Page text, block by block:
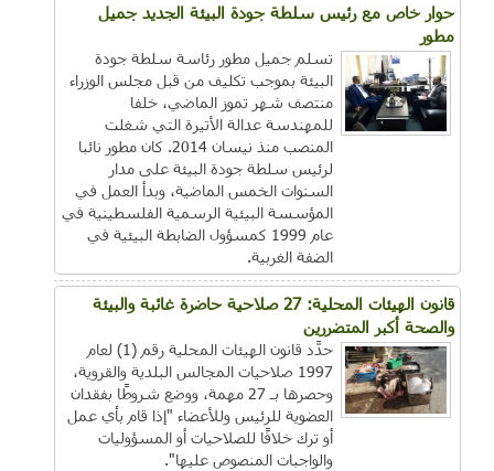
حوار خاص مع رئيس سلطة جودة البيئة الجديد جميل
مطور
تسلم جميل مطور رئاسة سلطة جودة
البيئة بموجب تكليف من قبل مجلس الوزراء
منتصف شهر تموز الماضي، خلفا
للمهندسة عدالة الأتيرة التي شغلت
المنصب منذ نيسان 2014. كان مطور نائبا
لرئيس سلطة جودة البيئة على مدار
السنوات الخمس الماضية، وبدأ العمل في
المؤسسة البيئية الرسمية الفلسطينية في
عام 1999 كمسؤول الضابطة البيئية في
الضفة الغربية.
قانون الهيئات المحلية: 27 صلاحية حاضرة غائبة والبيئة
والصحة أكبر المتضررين
حدَّد قانون الهيئات المحلية رقم (1) لعام
1997 صلاحيات المجالس البلدية والقروية،
وحصرها بـ 27 مهمة، ووضع شروطًا بفقدان
العضوية للرئيس وللأعضاء "إذا قام بأي عمل
أو ترك خلافًا للصلاحيات أو المسؤوليات
والواجبات المنصوص عليها".